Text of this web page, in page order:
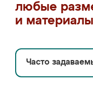
любые
и материалы
Часто